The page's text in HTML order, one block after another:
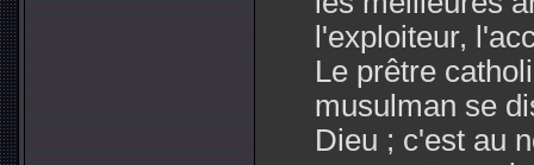
l'exploiteur,
Le prêtre
musulman se
Dieu ; c'est au